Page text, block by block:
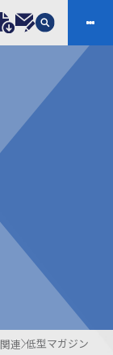
品
手、配管施工
ト基板実装関連
案内
発・導入実績
連 低型マガジン